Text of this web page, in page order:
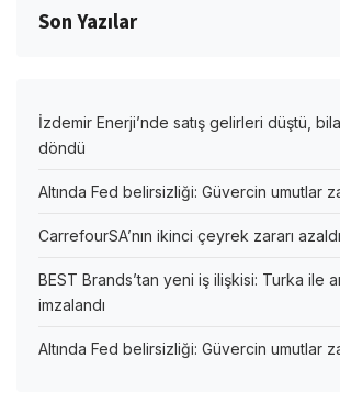
Son Yazılar
İzdemir Enerji’nde satış gelirleri düştü,
döndü
Altında Fed belirsizliği: Güvercin umutlar
CarrefourSA’nın ikinci çeyrek zararı azaldı
BEST Brands’tan yeni iş ilişkisi: Turka ile
imzalandı
Altında Fed belirsizliği: Güvercin umutlar